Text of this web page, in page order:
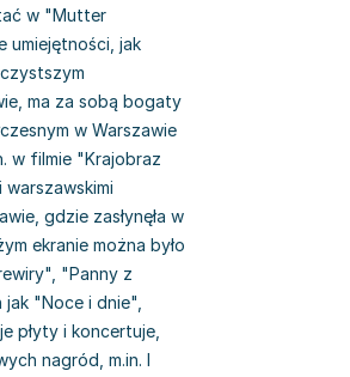
w "Mutter
umiejętności, jak
ma za sobą bogaty
w Warszawie
w filmie "Krajobraz
gdzie zasłynęła w
ekranie można było
"Panny z
"Noce i dnie",
płyty i koncertuje,
nagród, m.in. I